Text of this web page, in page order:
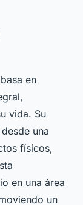
en
vida. Su
una
físicos,
en una área
un